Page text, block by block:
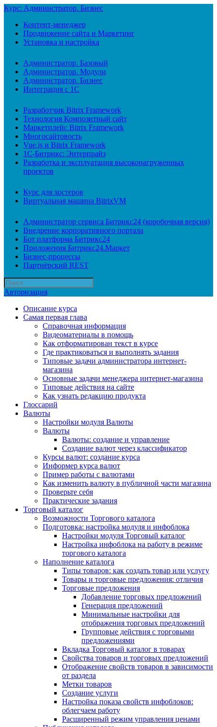
Курс: Администратор. Бизнес
Контент-менеджер
Продвижение сайта и Маркетинг
Установка и настройка
Администратор. Базовый
Администратор. Модули
Администратор. Бизнес
Интеграция с 1С
Разработчик Bitrix Framework
Технология Композитный сайт
Маркетплейс Bitrix Framework
Многосайтовость
Vue.js и Bitrix Framework
1С-Битрикс: Энтерпрайз
Разработка и эксплуатация высоконагруженных
проектов
Курс для хостеров
Виртуальная машина BitrixVM
Администратор сервиса Битрикс24 (коробочная версия)
Внедрение корпоративного портала
Бот платформа Битрикс24
Приложения Битрикс24.Маркет
Бизнес-процессы
Партнёрский REST
Авторизация
Описание курса
Самая первая глава
Справочная информация
Видеоматериалы в помощь
Как отформатирован текст в курсе
Где практиковаться и выполнять задания
Типовые задачи администратора интернет-
магазина
Основные задачи менеджера интернет-магазина
Типовые действия на сайте
Как узнать редакцию продукта
Глоссарий
Валюты
Настройки модуля Валюты
Валюты
Валюты: создание и управление
Создание валют через классификатор
Курсы валют: создание курса
Информер курса валют
Пример работы с валютами
Как изменить валюту в публичной части магазина
Проверьте себя
Практические задания
Торговый каталог
Возможности Торгового каталога
Подготовка: настройка модуля и инфоблока
Настройки модуля Торговый каталог
Настройка инфоблока на работу в режиме
торгового каталога
Наполнение каталога
Типы товаров: как создать товар или услугу
Товары и торговые предложения: отличия
Торговые предложения
Добавление торговых предложений
Генерация предложений
Минимальные настройки для
отображения торговых предложений
Групповые действия с торговыми
предложениями
Вкладка Торговый каталог в товарах
Свойства товаров и торговых предложений
Отображение свойств товаров в зависимости
от раздела
Метки товаров
Создание услуги
Настройка показа свойств инфоблоков:
облегчаем работу
Расширенный режим управления ценами